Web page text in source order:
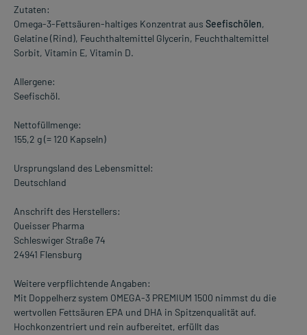
Zutaten:
Omega-3-Fettsäuren-haltiges Konzentrat aus Seefischölen,
Gelatine (Rind), Feuchthaltemittel Glycerin, Feuchthaltemittel
Sorbit, Vitamin E, Vitamin D.
Allergene:
Seefischöl.
Nettofüllmenge:
155,2 g (= 120 Kapseln)
Ursprungsland des Lebensmittel:
Deutschland
Anschrift des Herstellers:
Queisser Pharma
Schleswiger Straße 74
24941 Flensburg
Weitere verpflichtende Angaben:
Mit Doppelherz system OMEGA-3 PREMIUM 1500 nimmst du die
wertvollen Fettsäuren EPA und DHA in Spitzenqualität auf.
Hochkonzentriert und rein aufbereitet, erfüllt das